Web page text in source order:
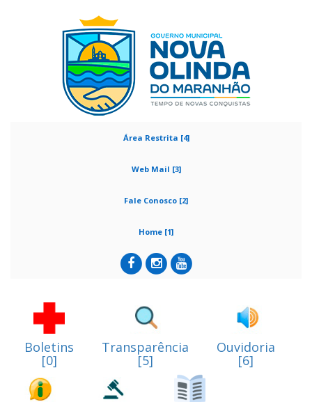
Área Restrita [4]
Web Mail [3]
Fale Conosco [2]
Home [1]
Boletins
[0]
Transparência
[5]
Ouvidoria
[6]